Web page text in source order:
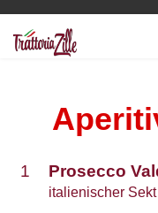
1 Prosecco
italienischer Sekt